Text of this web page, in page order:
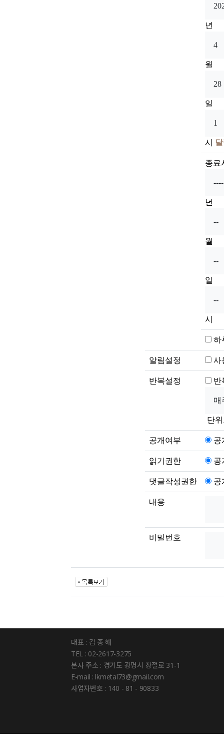
년
월
일
시
종료
년
월
일
시
하
알림설정 사
반복설정
단
공개여부
읽기권한
댓글작성권한
내용
비밀번호
대표 : 김 종 해
TEL : 02-2617-3275
본사 주소 : 경기도 광명시 장절로 31-1
E-mail : lkmetal73@gmail.com
사업자번호 : 140 - 81 - 90833